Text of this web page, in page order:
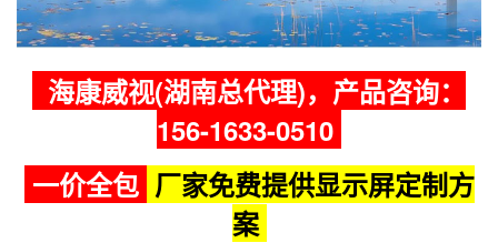
海康威视(湖南总代理)，产品咨询：
156-1633-0510
一价全包 厂家免费提供显示屏定制方
案